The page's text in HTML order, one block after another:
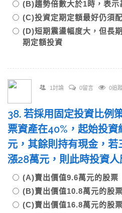
(B)趨勢倍數大於1時，表示
(C)投資定期定額最好仍須
(D)短期震盪幅度大，但長
期定額投資
1討論 0留言 0追
38. 若採用固定投資比例
票資產在40%，起始投
元，其餘則持有現金，
漲28萬元，則此時投資
(A)賣出價值9.6萬元的股票
(B)賣出價值10.8萬元的股票
(C)賣出價值16.8萬元的股票